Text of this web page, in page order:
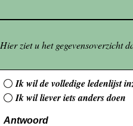
Hier ziet u het gegevensoverzicht
Ik wil de volledige ledenlijst
Ik wil liever iets anders doen
Antwoord